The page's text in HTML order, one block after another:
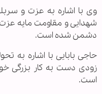
وی با اشاره به عزت و
شهدایی و مقاومت مایه
دشمن شده است.
حاجی بابایی با اشاره به
زودی دست به کار بزرگی
است.